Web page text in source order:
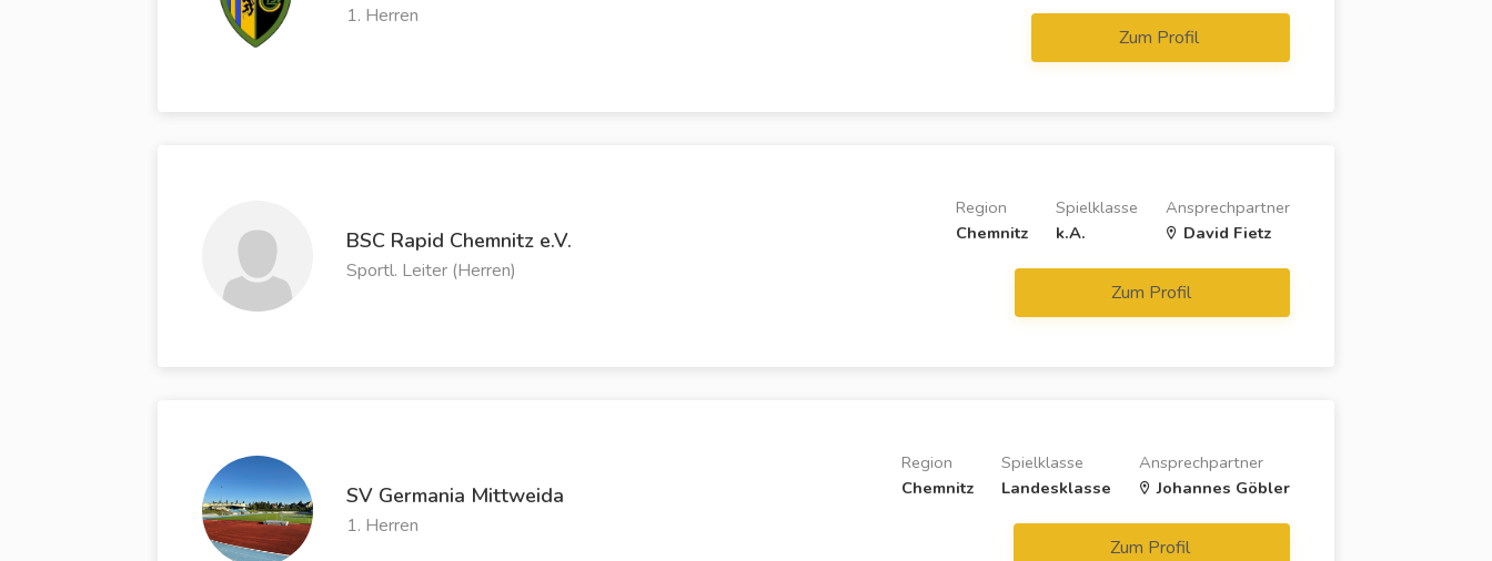
1. Herren
Zum Profil
BSC Rapid Chemnitz e.V.
Sportl. Leiter (Herren)
Ansprechpartner
David Fietz
Spielklasse
k.A.
Region
Chemnitz
Zum Profil
SV Germania Mittweida
1. Herren
Ansprechpartner
Johannes Göbler
Spielklasse
Landesklasse
Region
Chemnitz
Zum Profil